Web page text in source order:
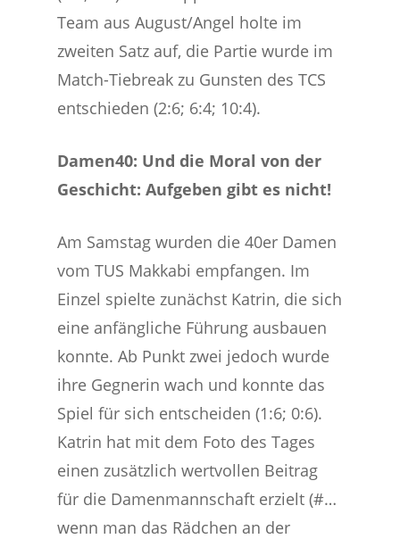
Team aus August/Angel holte im
zweiten Satz auf, die Partie wurde im
Match-Tiebreak zu Gunsten des TCS
entschieden (2:6; 6:4; 10:4).
Damen40: Und die Moral von der
Geschicht: Aufgeben gibt es nicht!
Am Samstag wurden die 40er Damen
vom TUS Makkabi empfangen. Im
Einzel spielte zunächst Katrin, die sich
eine anfängliche Führung ausbauen
konnte. Ab Punkt zwei jedoch wurde
ihre Gegnerin wach und konnte das
Spiel für sich entscheiden (1:6; 0:6).
Katrin hat mit dem Foto des Tages
einen zusätzlich wertvollen Beitrag
für die Damenmannschaft erzielt (#…
wenn man das Rädchen an der